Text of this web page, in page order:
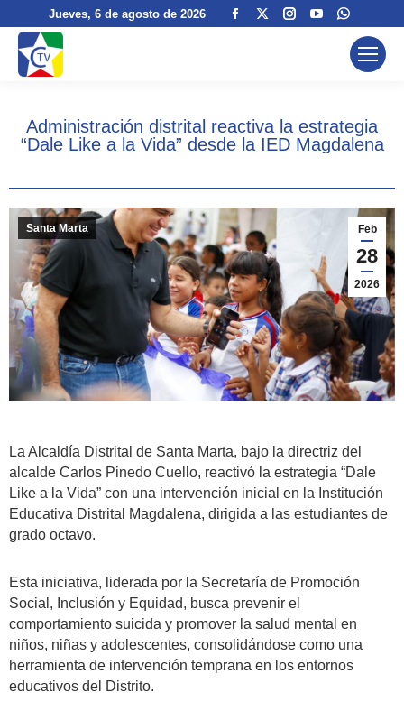
Jueves, 6 de agosto de 2026
Facebook
windowwindow
Instagram
window
YouTube
opens
window
page
opens
window
Administración distrital reactiva la estrategia
“Dale Like a la Vida” desde la IED Magdalena
Feb
28
2026
Santa Marta
La Alcaldía Distrital de Santa Marta, bajo la directriz del
alcalde Carlos Pinedo Cuello, reactivó la estrategia “Dale
Like a la Vida” con una intervención inicial en la Institución
Educativa Distrital Magdalena, dirigida a las estudiantes de
grado octavo.
Esta iniciativa, liderada por la Secretaría de Promoción
Social, Inclusión y Equidad, busca prevenir el
comportamiento suicida y promover la salud mental en
niños, niñas y adolescentes, consolidándose como una
herramienta de intervención temprana en los entornos
educativos del Distrito.